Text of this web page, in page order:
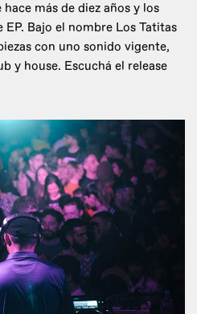
más de diez años y los
Bajo el nombre Los Tatitas
con uno sonido vigente,
y house. Escuchá el release